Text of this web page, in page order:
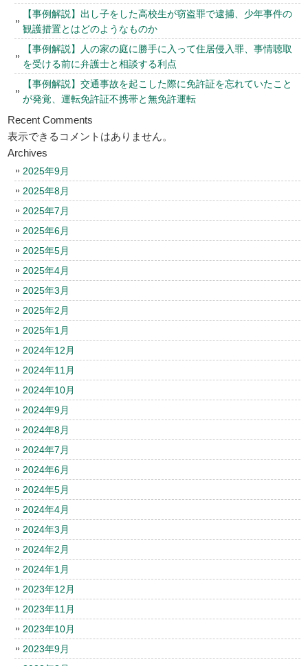
【事例解説】出し子をした高校生が窃盗罪で逮捕、少年事件の
観護措置とはどのようなものか
【事例解説】人の家の庭に勝手に入って住居侵入罪、事情聴取
を受ける前に弁護士と相談する利点
【事例解説】交通事故を起こした際に免許証を忘れていたこと
が発覚、運転免許証不携帯と無免許運転
Recent Comments
表示できるコメントはありません。
Archives
2025年9月
2025年8月
2025年7月
2025年6月
2025年5月
2025年4月
2025年3月
2025年2月
2025年1月
2024年12月
2024年11月
2024年10月
2024年9月
2024年8月
2024年7月
2024年6月
2024年5月
2024年4月
2024年3月
2024年2月
2024年1月
2023年12月
2023年11月
2023年10月
2023年9月